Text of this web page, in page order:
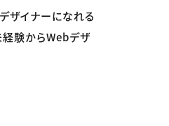
ザイナーになれる
経験からWebデザ